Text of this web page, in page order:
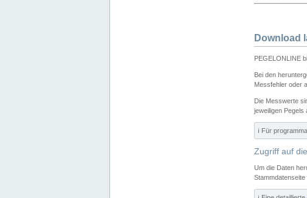
Download
PEGELONLINE
Bei den
Messfehler oder
Die Messwerte
jeweiligen Pegels
ℹ️ Für
Zugriff auf
Um die Daten